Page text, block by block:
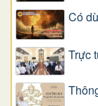
Có
Trực